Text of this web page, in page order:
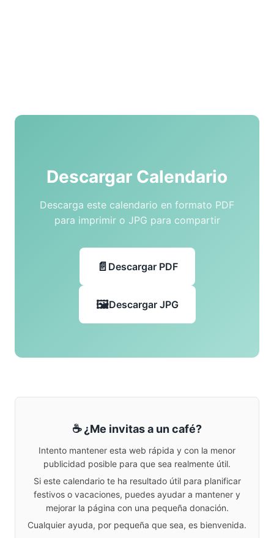
Descargar Calendario
Descarga este calendario en formato PDF
para imprimir o JPG para compartir
Descargar PDF
Descargar JPG
☕ ¿Me invitas a un café?
Intento mantener esta web rápida y con la menor
publicidad posible para que sea realmente útil.
Si este calendario te ha resultado útil para planificar
festivos o vacaciones, puedes ayudar a mantener y
mejorar la página con una pequeña donación.
Cualquier ayuda, por pequeña que sea, es bienvenida.